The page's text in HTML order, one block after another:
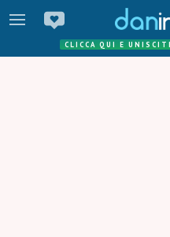
CLICCA QUI E